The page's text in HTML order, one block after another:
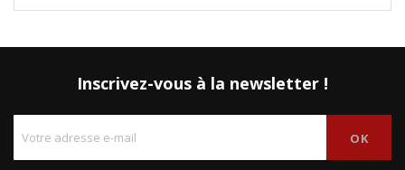
Inscrivez-vous à la newsletter !